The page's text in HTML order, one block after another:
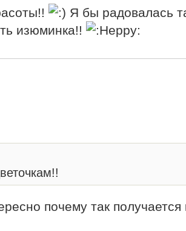
Я бы радовалась
изюминка!!
почему так получается